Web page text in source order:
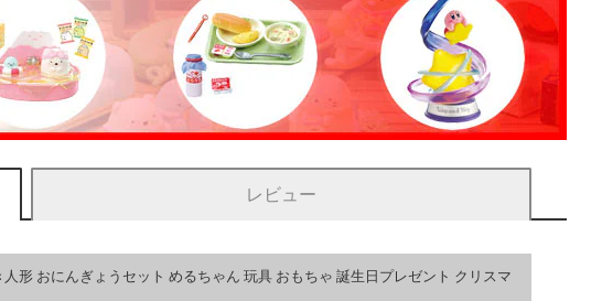
レビュー
形 おにんぎょうセット めるちゃん 玩具 おもちゃ 誕生日プレゼント クリスマ